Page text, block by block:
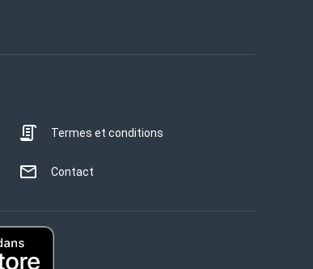
Termes et conditions
Contact